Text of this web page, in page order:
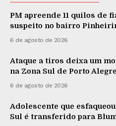
PM apreende 11 quilos de
suspeito no bairro
6 de agosto de 2026
Ataque a tiros deixa um
na Zona Sul de Porto Alegre
6 de agosto de 2026
Adolescente que
Sul é transferido para